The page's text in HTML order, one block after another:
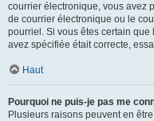
courrier électronique, vous avez
de courrier électronique ou le
pourriel. Si vous êtes certain
avez spécifiée était correcte,
Haut
Pourquoi ne puis-je pas me
Plusieurs raisons peuvent en